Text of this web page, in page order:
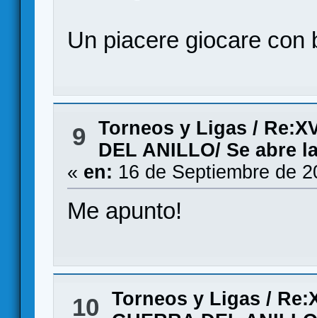
Un piacere giocare con
9 Torneos y Ligas /
DEL ANILLO/ Se abre
« en: 16 de Septiembre de
Me apunto!
10 Torneos y Ligas /